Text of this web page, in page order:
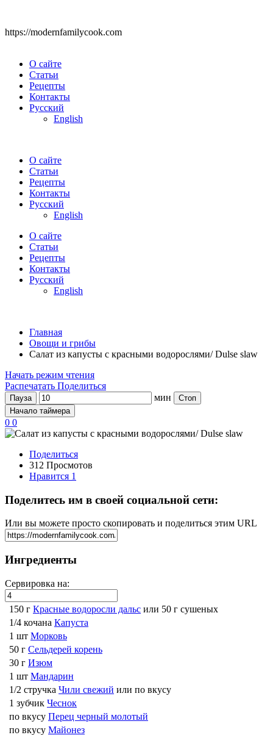
https://modernfamilycook.com
О сайте
Статьи
Рецепты
Контакты
Русский
English
О сайте
Статьи
Рецепты
Контакты
Русский
English
О сайте
Статьи
Рецепты
Контакты
Русский
English
Главная
Овощи и грибы
Салат из капусты с красными водорослями/ Dulse slaw
Начать режим чтения
Распечатать Поделиться
Пауза мин
Стоп
Начало таймера
0 0
Поделиться
312 Просмотов
Нравится 1
Поделитесь им в своей социальной сети:
Или вы можете просто скопировать и поделиться этим URL
Ингредиенты
Сервировка на:
150 г Красные водоросли дальс или 50 г сушеных
1/4 кочана Капуста
1 шт Морковь
50 г Сельдерей корень
30 г Изюм
1 шт Мандарин
1/2 стручка Чили свежий или по вкусу
1 зубчик Чеснок
по вкусу Перец черный молотый
по вкусу Майонез